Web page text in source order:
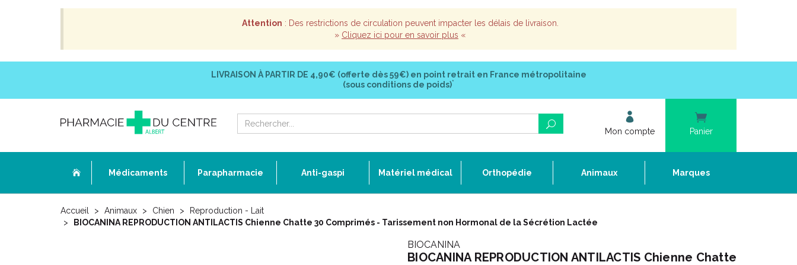
Attention : Des restrictions de circulation peuvent impacter les délais de livraison.
» Cliquez ici pour en savoir plus «
LIVRAISON À PARTIR DE 4,90€ (offerte dès 59€) en point retrait en France métropolitaine
(sous conditions de poids)*
Mon compte Panier
Médicaments Parapharmacie Anti-gaspi Matériel médical Orthopédie Animaux Marques
Accueil Animaux Chien
Reproduction - Lait
BIOCANINA REPRODUCTION ANTILACTIS Chienne Chatte 30 Comprimés - Tarissement non Hormonal de la Sécrétion Lactée
BIOCANINA
BIOCANINA REPRODUCTION ANTILACTIS Chienne Chatte